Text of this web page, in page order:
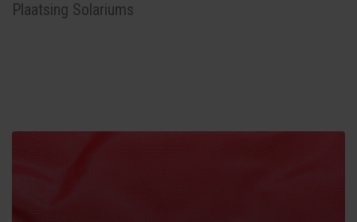
Plaatsing Solariums